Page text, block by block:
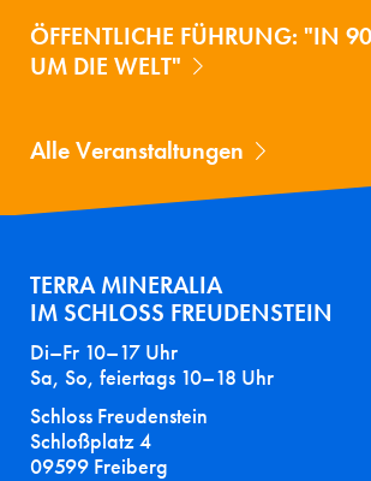
ÖFFENTLICHE FÜHRUNG: "IN
UM DIE WELT"
Alle Veranstaltungen
TERRA MINERALIA
IM SCHLOSS FREUDENSTEIN
Di–Fr 10–17 Uhr
Sa, So, feiertags 10–18 Uhr
Schloss Freudenstein
Schloßplatz 4
09599 Freiberg